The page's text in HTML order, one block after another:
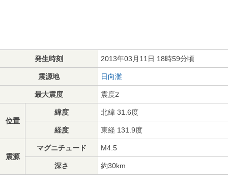
発生時刻 2013年03月11日 18時59分頃
震源地 日向灘
最大震度 震度2
位置
緯度 北緯 31.6度
経度 東経 131.9度
震源
マグニチュード M4.5
深さ 約30km